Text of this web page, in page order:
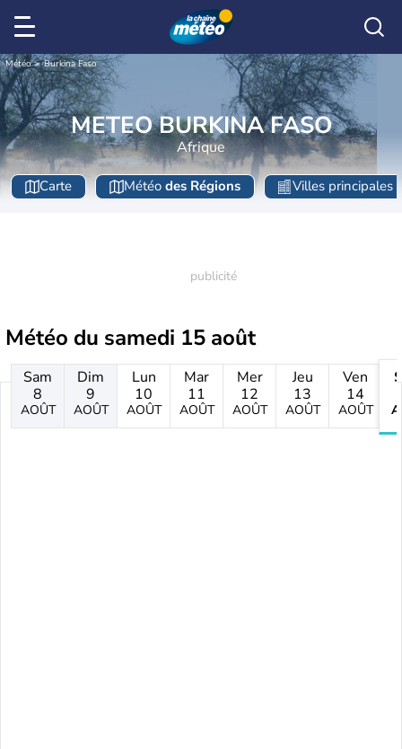
Météo Burkina Faso
METEO BURKINA FASO
Afrique
Carte Météo des Régions Villes principales
Météo du samedi 15 août
Sam
8
AOÛT
Dim
9
AOÛT
Lun
10
AOÛT
Mar
11
AOÛT
Mer
12
AOÛT
Jeu
13
AOÛT
Ven
14
AOÛT